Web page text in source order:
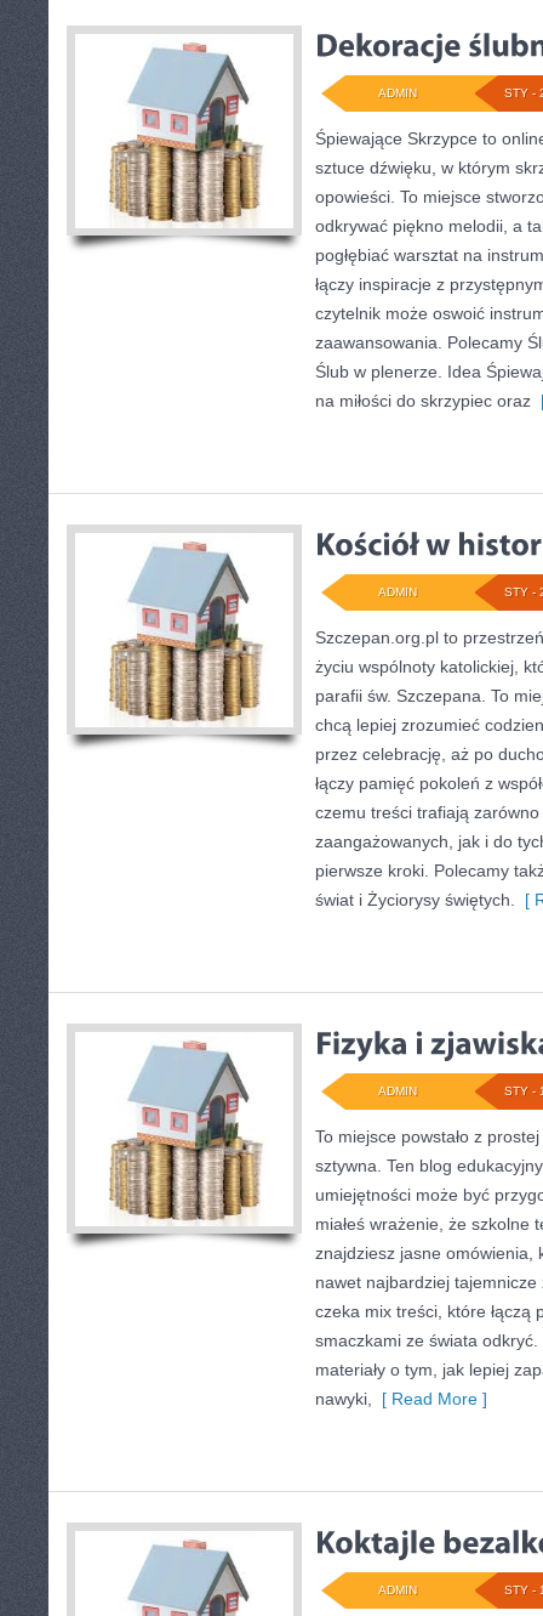
STY -
ADMIN
Śpiewające Skrzypce to
sztuce dźwięku, w którym
opowieści. To miejsce
odkrywać piękno melodii, a
pogłębiać warsztat na
łączy inspiracje z
czytelnik może oswoić
zaawansowania. Polecamy
Ślub w plenerze. Idea
na miłości do skrzypiec oraz
STY -
ADMIN
Szczepan.org.pl to
życiu wspólnoty katolickiej,
parafii św. Szczepana. To
chcą lepiej zrozumieć
przez celebrację, aż po
łączy pamięć pokoleń z
czemu treści trafiają zarówno
zaangażowanych, jak i do
pierwsze kroki. Polecamy
świat i Życiorysy świętych.
[
STY -
ADMIN
To miejsce powstało z
sztywna. Ten blog
umiejętności może być
miałeś wrażenie, że szkolne
znajdziesz jasne omówienia,
nawet najbardziej
czeka mix treści, które łączą
smaczkami ze świata
materiały o tym, jak lepiej
nawyki,
[ Read More ]
STY -
ADMIN